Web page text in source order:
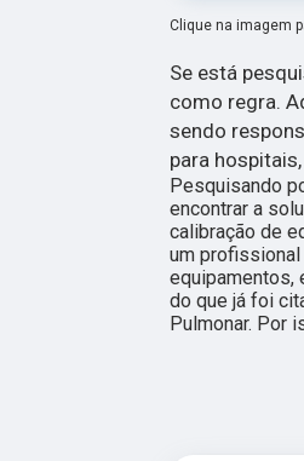
Clique na imagem
Se está
como regra.
sendo
para
Pesquisando
encontrar a
calibração de
um
equipamentos,
do que já foi
Pulmonar. Por